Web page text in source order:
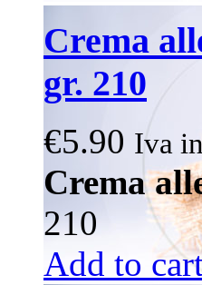
Crema
gr. 210
€5.90 Iva
Crema
210
Add to